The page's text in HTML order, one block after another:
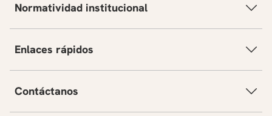
Normatividad institucional
Enlaces rápidos
Contáctanos